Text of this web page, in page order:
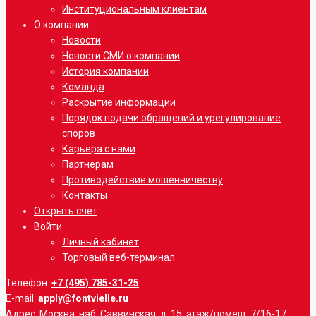
Институциональным клиентам
О компании
Новости
Новости СМИ о компании
История компании
Команда
Раскрытие информации
Порядок подачи обращений и урегулирование
споров
Карьера с нами
Партнерам
Противодействие мошенничеству
Контакты
Открыть счет
Войти
Личный кабинет
Торговый веб-терминал
Телефон: +7 (495) 785-31-25
E-mail: apply@fontvielle.ru
Адрес: Москва, наб. Саввинская, д. 15, этаж/помещ. 7/16-17